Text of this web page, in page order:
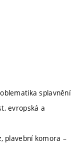
splavnění
evropská a
plavební komora –